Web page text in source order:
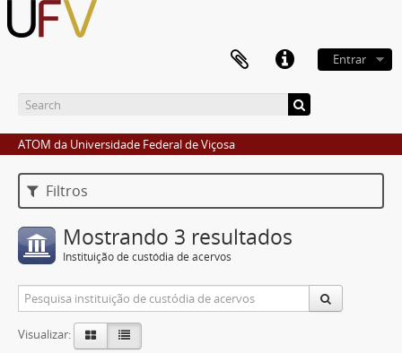
Entrar
ATOM da Universidade Federal de Viçosa
Filtros
Mostrando 3 resultados
Instituição de custódia de acervos
Visualizar: